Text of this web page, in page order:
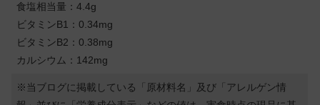
食塩相当量：4.4g
ビタミンB1：0.34mg
ビタミンB2：0.38mg
カルシウム：142mg
※当ブログに掲載している「原材料名」及び「アレルゲン情